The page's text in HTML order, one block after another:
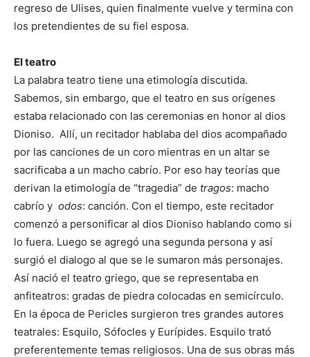
regreso de Ulises, quien finalmente vuelve y termina con
los pretendientes de su fiel esposa.
El teatro
La palabra teatro tiene una etimología discutida.
Sabemos, sin embargo, que el teatro en sus orígenes
estaba relacionado con las ceremonias en honor al dios
Dioniso. Allí, un recitador hablaba del dios acompañado
por las canciones de un coro mientras en un altar se
sacrificaba a un macho cabrío. Por eso hay teorías que
derivan la etimología de “tragedia” de tragos: macho
cabrío y odos: canción. Con el tiempo, este recitador
comenzó a personificar al dios Dioniso hablando como si
lo fuera. Luego se agregó una segunda persona y así
surgió el dialogo al que se le sumaron más personajes.
Así nació el teatro griego, que se representaba en
anfiteatros: gradas de piedra colocadas en semicírculo.
En la época de Pericles surgieron tres grandes autores
teatrales: Esquilo, Sófocles y Eurípides. Esquilo trató
preferentemente temas religiosos. Una de sus obras más